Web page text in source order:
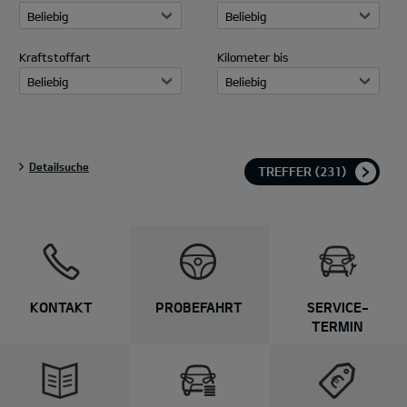
Beliebig
Beliebig
Kraftstoffart
Beliebig
Kilometer bis
Beliebig
Detailsuche TREFFER (231)
KONTAKT PROBEFAHRT
SERVICE-
TERMIN
Preislisten
Preise zu deinem Kia